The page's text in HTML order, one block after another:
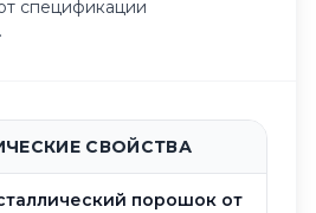
спецификации
СВОЙСТВА
порошок от